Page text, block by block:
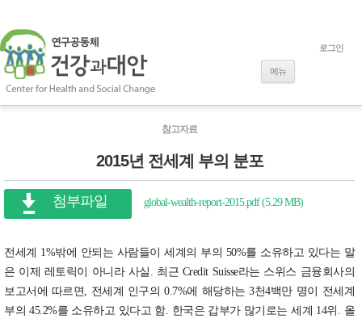
메뉴
로그인
참고자료
2015년 전세계 부의 분포
첨부파일 global-wealth-report-2015.pdf (5.29 MB)
전세계 1%밖에 안되는 사람들이 세계의 부의 50%를 소유하고 있다는 말
은 이제 레토릭이 아니라 사실. 최근 Credit Suisse라는 스위스 금융회사의
보고서에 따르면, 전세계 인구의 0.7%에 해당하는 3천4백만 명이 전세계
부의 45.2%를 소유하고 있다고 함. 한국은 갑부가 많기로는 세계 14위. 올